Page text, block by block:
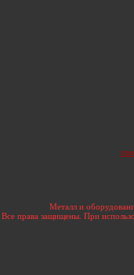
Металл и
Все права защищены. При